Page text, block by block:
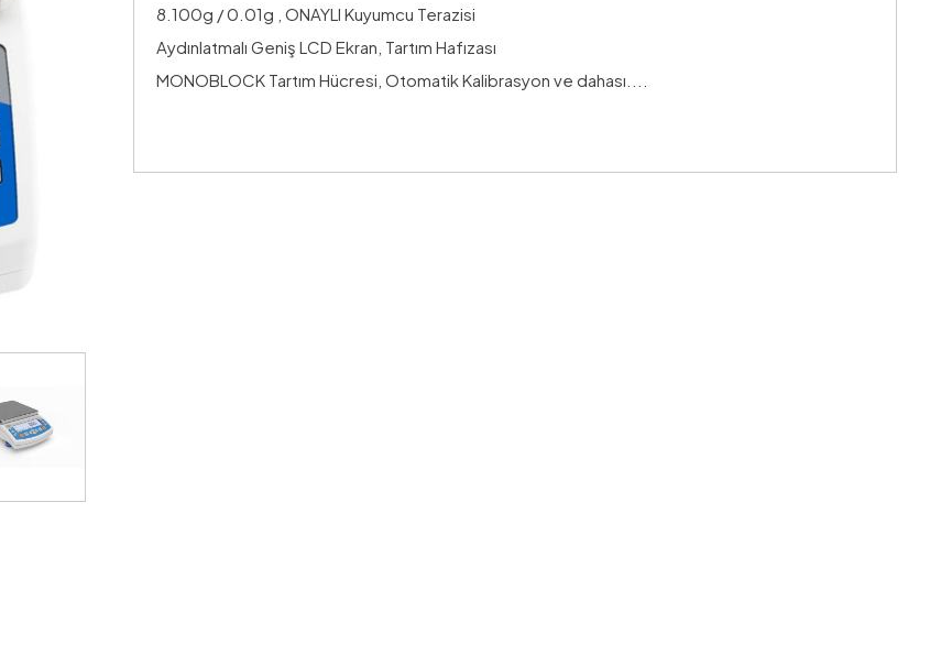
8.100g / 0.01g , ONAYLI Kuyumcu Terazisi
Aydınlatmalı Geniş LCD Ekran, Tartım Hafızası
MONOBLOCK Tartım Hücresi, Otomatik Kalibrasyon ve dahası....